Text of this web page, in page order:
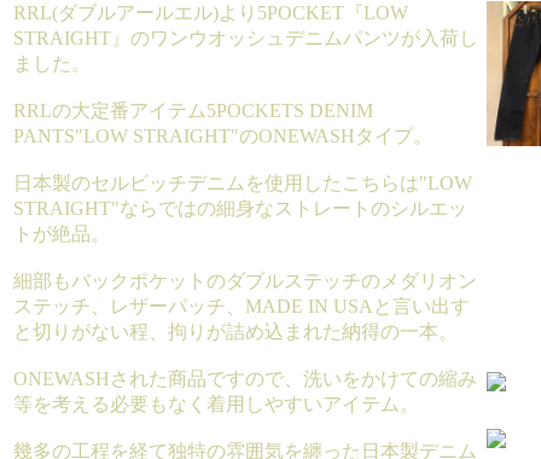
RRL(ダブルアールエル)より5POCKET『LOW
STRAIGHT』のワンウオッシュデニムパンツが入荷し
ました。
RRLの大定番アイテム5POCKETS DENIM
PANTS"LOW STRAIGHT"のONEWASHタイプ。
日本製のセルビッチデニムを使用したこちらは"LOW
STRAIGHT"ならではの細身なストレートのシルエッ
トが絶品。
細部もバックポケットのダブルステッチのメダリオン
ステッチ、レザーパッチ、MADE IN USAと言い出す
と切りがない程、拘りが詰め込まれた納得の一本。
ONEWASHされた商品ですので、洗いをかけての縮み
等を考える必要もなく着用しやすいアイテム。
幾多の工程を経て独特の雰囲気を纏った日本製デニム